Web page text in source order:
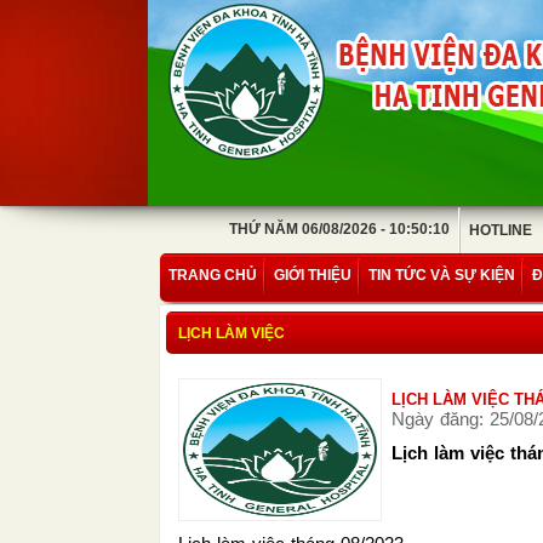
THỨ NĂM 06/08/2026 - 10:50:10 HOTLINE
TRANG CHỦ GIỚI THIỆU TIN TỨC VÀ SỰ KIỆN
LỊCH LÀM VIỆC
LỊCH LÀM VIỆC
Ngày đăng: 25/
Lịch làm việc